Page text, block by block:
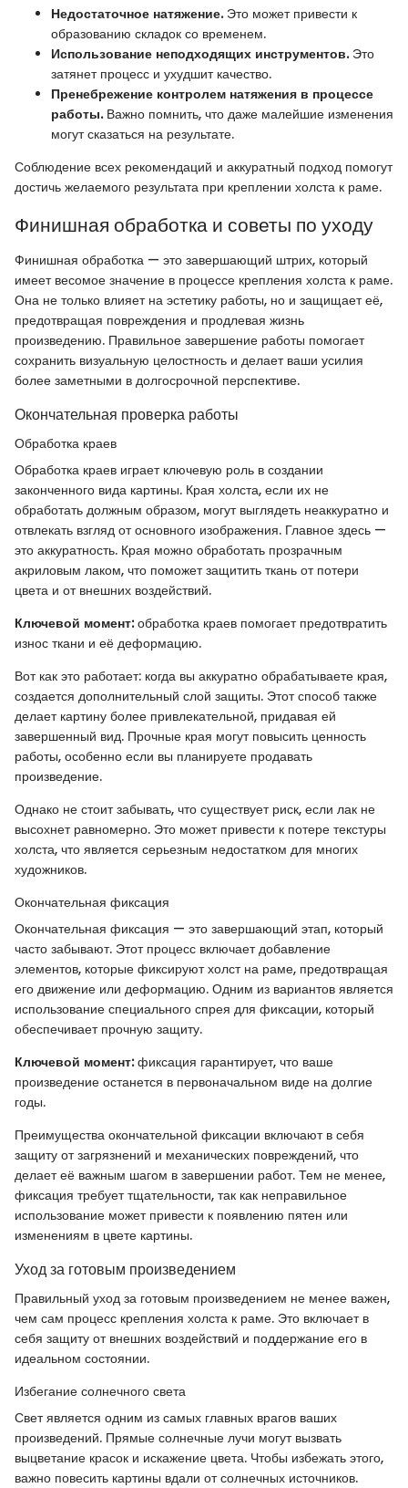
Недостаточное натяжение.Это может привести к
образованию складок со временем.
Использование неподходящих инструментов.Это
затянет процесс и ухудшит качество.
Пренебрежение контролем натяжения в процессе
работы.Важно помнить, что даже малейшие изменения
могут сказаться на результате.
Соблюдение всех рекомендаций и аккуратный подход помогут
достичь желаемого результата при креплении холста к раме.
Финишная обработка и советы по уходу
Финишная обработка — это завершающий штрих, который
имеет весомое значение в процессе крепления холста к раме.
Она не только влияет на эстетику работы, но и защищает её,
предотвращая повреждения и продлевая жизнь
произведению. Правильное завершение работы помогает
сохранить визуальную целостность и делает ваши усилия
более заметными в долгосрочной перспективе.
Окончательная проверка работы
Обработка краев
Обработка краев играет ключевую роль в создании
законченного вида картины. Края холста, если их не
обработать должным образом, могут выглядеть неаккуратно и
отвлекать взгляд от основного изображения. Главное здесь —
это аккуратность. Края можно обработать прозрачным
акриловым лаком, что поможет защитить ткань от потери
цвета и от внешних воздействий.
Ключевой момент:обработка краев помогает предотвратить
износ ткани и её деформацию.
Вот как это работает: когда вы аккуратно обрабатываете края,
создается дополнительный слой защиты. Этот способ также
делает картину более привлекательной, придавая ей
завершенный вид. Прочные края могут повысить ценность
работы, особенно если вы планируете продавать
произведение.
Однако не стоит забывать, что существует риск, если лак не
высохнет равномерно. Это может привести к потере текстуры
холста, что является серьезным недостатком для многих
художников.
Окончательная фиксация
Окончательная фиксация — это завершающий этап, который
часто забывают. Этот процесс включает добавление
элементов, которые фиксируют холст на раме, предотвращая
его движение или деформацию. Одним из вариантов является
использование специального спрея для фиксации, который
обеспечивает прочную защиту.
Ключевой момент:фиксация гарантирует, что ваше
произведение останется в первоначальном виде на долгие
годы.
Преимущества окончательной фиксации включают в себя
защиту от загрязнений и механических повреждений, что
делает её важным шагом в завершении работ. Тем не менее,
фиксация требует тщательности, так как неправильное
использование может привести к появлению пятен или
изменениям в цвете картины.
Уход за готовым произведением
Правильный уход за готовым произведением не менее важен,
чем сам процесс крепления холста к раме. Это включает в
себя защиту от внешних воздействий и поддержание его в
идеальном состоянии.
Избегание солнечного света
Свет является одним из самых главных врагов ваших
произведений. Прямые солнечные лучи могут вызвать
выцветание красок и искажение цвета. Чтобы избежать этого,
важно повесить картины вдали от солнечных источников.